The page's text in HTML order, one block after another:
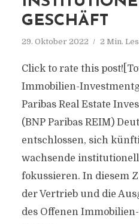
GESCHÄFT
29. Oktober 2022 2 Min.
Click to rate this
Immobilien-
Paribas Real Estate
(BNP Paribas REIM)
entschlossen, sich
wachsende
fokussieren. In diesem
der Vertrieb und die
des Offenen